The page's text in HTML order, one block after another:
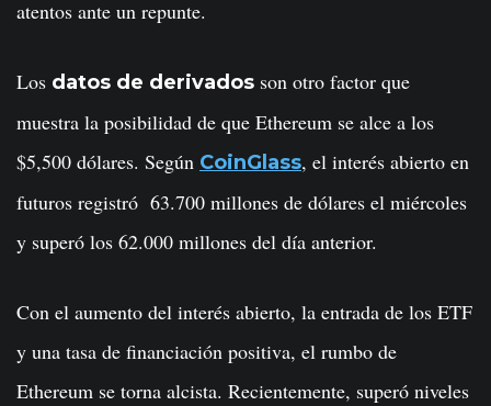
atentos ante un repunte.
Los datos de derivados son otro factor que
muestra la posibilidad de que Ethereum se alce a los
$5,500 dólares. Según CoinGlass, el interés abierto en
futuros registró 63.700 millones de dólares el miércoles
y superó los 62.000 millones del día anterior.
Con el aumento del interés abierto, la entrada de los ETF
y una tasa de financiación positiva, el rumbo de
Ethereum se torna alcista. Recientemente, superó niveles